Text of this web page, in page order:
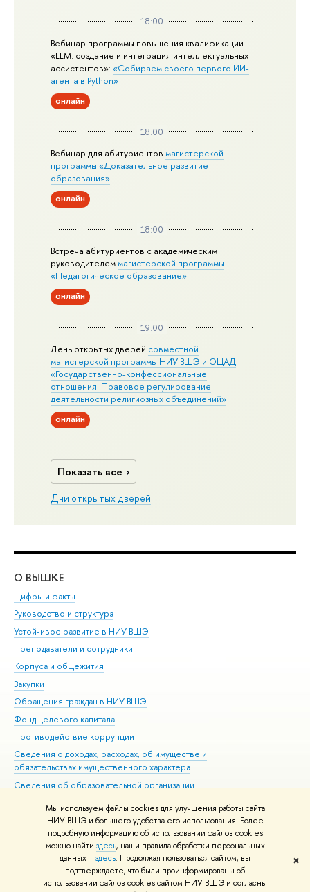
Мы используем файлы cookies для улучшения работы сайта
НИУ ВШЭ и большего удобства его использования. Более
подробную информацию об использовании файлов cookies
можно найти здесь, наши правила обработки персональных
данных –здесь. Продолжая пользоваться сайтом, вы
подтверждаете, что были проинформированы об
использовании файлов cookies сайтом НИУ ВШЭ и согласны
✖
18:00
Вебинар программы повышения квалификации
«LLM: создание и интеграция интеллектуальных
ассистентов»:«Собираем своего первого ИИ-
агента в Python»
онлайн
18:00
Вебинар для абитуриентовмагистерской
программы «Доказательное развитие
образования»
онлайн
18:00
Встреча абитуриентов с академическим
руководителеммагистерской программы
«Педагогическое образование»
онлайн
19:00
День открытых дверей совместной
магистерской программы НИУ ВШЭ и ОЦАД
«Государственно-конфессиональные
отношения. Правовое регулирование
деятельности религиозных объединений»
онлайн
Показать все
Дни открытых дверей
О ВЫШКЕ
Цифры и факты
Руководство и структура
Устойчивое развитие в НИУ ВШЭ
Преподаватели и сотрудники
Корпуса и общежития
Закупки
Обращения граждан в НИУ ВШЭ
Фонд целевого капитала
Противодействие коррупции
Сведения о доходах, расходах, об имуществе и
обязательствах имущественного характера
Сведения об образовательной организации
Людям с ограниченными возможностями здоровья
Единая платежная страница
Работа в Вышке
© НИУ ВШЭ 1993–2026 Адреса и контакты Условия использования